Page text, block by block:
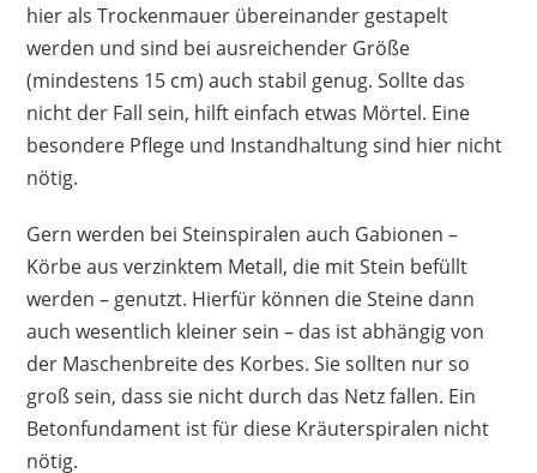
hier als Trockenmauer übereinander gestapelt
werden und sind bei ausreichender Größe
(mindestens 15 cm) auch stabil genug. Sollte das
nicht der Fall sein, hilft einfach etwas Mörtel. Eine
besondere Pflege und Instandhaltung sind hier nicht
nötig.
Gern werden bei Steinspiralen auch Gabionen –
Körbe aus verzinktem Metall, die mit Stein befüllt
werden – genutzt. Hierfür können die Steine dann
auch wesentlich kleiner sein – das ist abhängig von
der Maschenbreite des Korbes. Sie sollten nur so
groß sein, dass sie nicht durch das Netz fallen. Ein
Betonfundament ist für diese Kräuterspiralen nicht
nötig.